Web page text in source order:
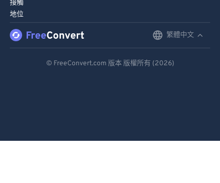
接觸
地位
繁體中文
© FreeConvert.com 版本 版權所有 (2026)